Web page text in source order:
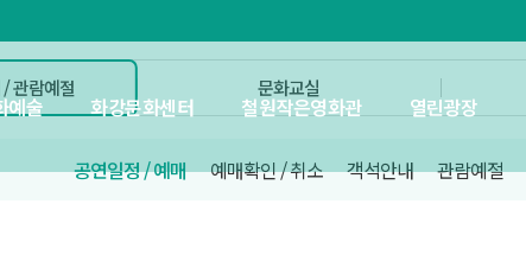
예술 화강문화센터 철원작은영화관 열린광장
관람예절
공연일정 / 예매 예매확인 / 취소 객석안내 관람예절
문화교실